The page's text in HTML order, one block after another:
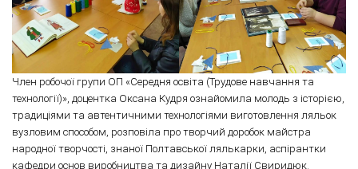
Член робочої групи ОП «Середня освіта (Трудове навчання та
технології)», доцентка Оксана Кудря ознайомила молодь з історією,
традиціями та автентичними технологіями виготовлення ляльок
вузловим способом, розповіла про творчий доробок майстра
народної творчості, знаної Полтавської лялькарки, аспірантки
кафедри основ виробництва та дизайну Наталії Свиридюк.